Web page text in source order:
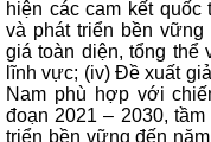
hiện các cam kết
và phát triển bền
giá toàn diện, tổng thể
lĩnh vực; (iv) Đề xuất
Nam phù hợp với
đoạn 2021 – 2030,
triển bền vững đến